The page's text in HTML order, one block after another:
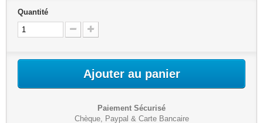
Quantité
Ajouter au panier
Paiement Sécurisé
Chèque, Paypal & Carte Bancaire